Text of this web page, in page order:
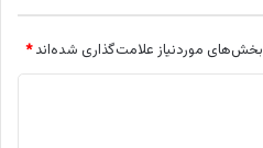
بخش‌های موردنیاز علامت‌گذاری شده‌اند*